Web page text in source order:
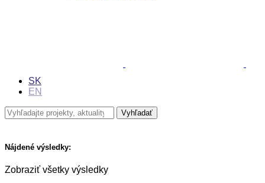
SK
EN
Nájdené výsledky:
Zobraziť všetky výsledky